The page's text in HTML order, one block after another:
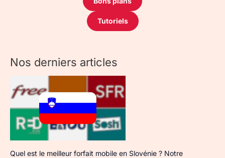
Tutoriels
Nos derniers articles
Quel est le meilleur forfait mobile en Slovénie ? Notre